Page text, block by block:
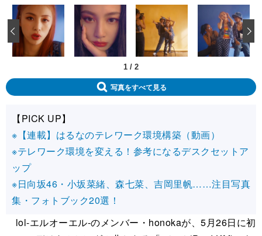
1 / 2
‹
写真をすべて見る
【PICK UP】
※【連載】はるなのテレワーク環境構築（動画）
※テレワーク環境を変える！参考になるデスクセットア
ップ
※日向坂46・小坂菜緒、森七菜、吉岡里帆……注目写真
集・フォトブック20選！
lol-エルオーエル-のメンバー・honokaが、5月26日に初